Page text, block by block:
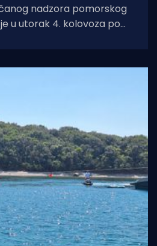
nadzora pomorskog
u utorak 4. kolovoza pod